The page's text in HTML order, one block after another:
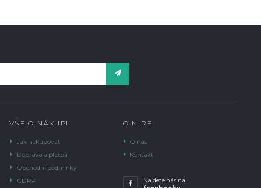
VŠE O NÁKUPU
Jak nakupovat
Doprava a platba
Obchodní podmínky
GDPR
O NIRE
O nás
Kontakt
Najdete nás na